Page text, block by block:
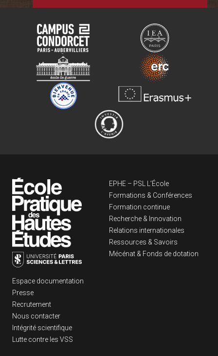
Navigation
EPHE – PSL L’École
Formations & Conférences
Formation continue
Recherche & Innovation
Relations internationales
Ressources & Savoirs
Mécénat & Fonds de dotation
Liens footer
Espace documentation
Presse
Recrutement
Nous contacter
Intégrité scientifique
Lutte contre les VSS